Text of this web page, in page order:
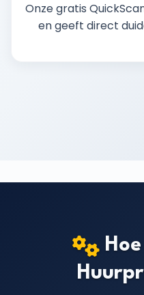
Onze gratis
en geeft direct